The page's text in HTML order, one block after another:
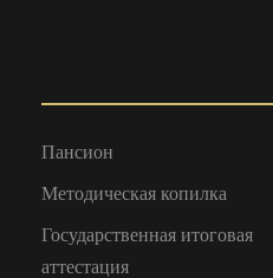
Пансион
Методическая копилка
Государственная итоговая
аттестация